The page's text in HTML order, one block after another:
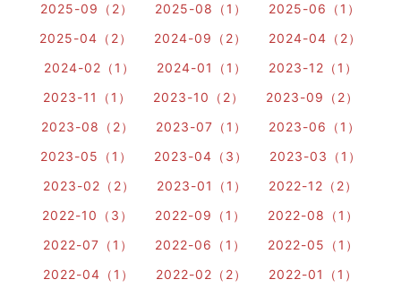
2025-09（2）
2025-08（1）
2025-06（1）
2025-04（2）
2024-09（2）
2024-04（2）
2024-02（1）
2024-01（1）
2023-12（1）
2023-11（1）
2023-10（2）
2023-09（2）
2023-08（2）
2023-07（1）
2023-06（1）
2023-05（1）
2023-04（3）
2023-03（1）
2023-02（2）
2023-01（1）
2022-12（2）
2022-10（3）
2022-09（1）
2022-08（1）
2022-07（1）
2022-06（1）
2022-05（1）
2022-04（1）
2022-02（2）
2022-01（1）